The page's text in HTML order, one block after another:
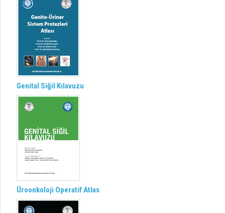
Genital Siğil Kılavuzu
Üroonkoloji Operatif Atlas